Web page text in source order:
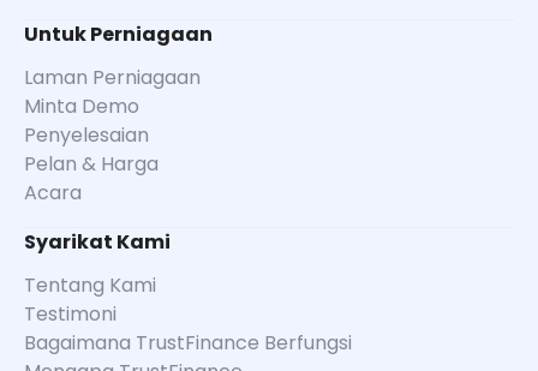
Untuk Perniagaan
Laman Perniagaan
Minta Demo
Penyelesaian
Pelan & Harga
Acara
Syarikat Kami
Tentang Kami
Testimoni
Bagaimana TrustFinance Berfungsi